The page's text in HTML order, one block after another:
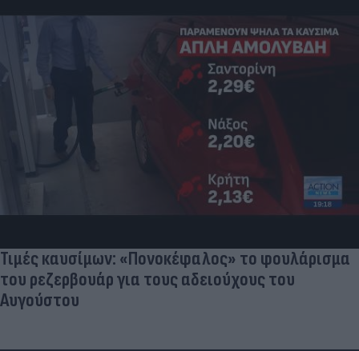
Τιμές καυσίμων: «Πονοκέφαλος» το φουλάρισμα
του ρεζερβουάρ για τους αδειούχους του
Αυγούστου